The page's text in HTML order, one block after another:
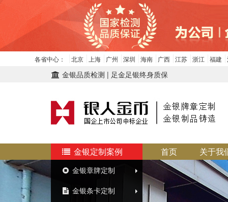
各省中心： 北京 上海 广州 深圳 海南 广西 江苏 浙江 福建
金银品质检测 | 足金足银终身质保
金银定制案例
金银章牌定制
金银条卡定制
首页 关于我